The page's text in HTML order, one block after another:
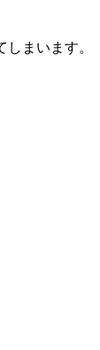
まいます。